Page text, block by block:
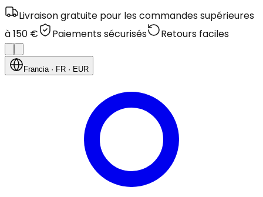
Livraison gratuite pour les commandes supérieures
à 150 €
Paiements sécurisés Retours faciles
Francia· FR · EUR